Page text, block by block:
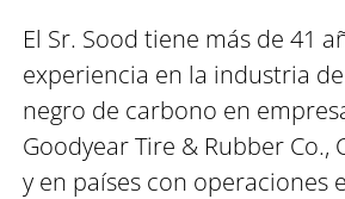
El Sr. Sood tiene más de 41
experiencia en la industria
negro de carbono en
Goodyear Tire & Rubber Co.,
y en países con operaciones